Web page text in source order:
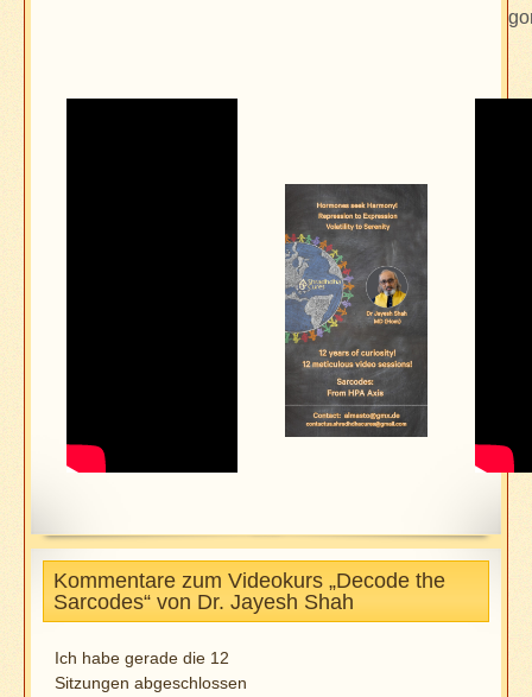
Kommentare zum Videokurs „Decode the
Sarcodes“ von Dr. Jayesh Shah
Ich habe gerade die 12
Sitzungen abgeschlossen